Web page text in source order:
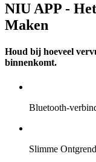
NIU APP -
Maken
Houd bij hoeveel
binnenkomt.
Bluetooth-
Slimme